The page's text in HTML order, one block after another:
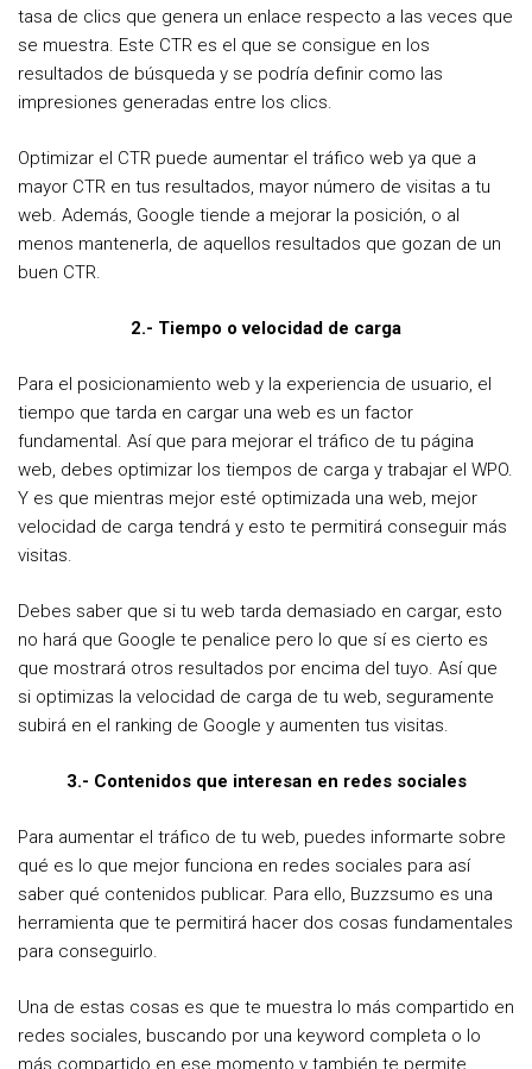
tasa de clics que genera un enlace respecto a las veces que
se muestra. Este CTR es el que se consigue en los
resultados de búsqueda y se podría definir como las
impresiones generadas entre los clics.
Optimizar el CTR puede aumentar el tráfico web ya que a
mayor CTR en tus resultados, mayor número de visitas a tu
web. Además, Google tiende a mejorar la posición, o al
menos mantenerla, de aquellos resultados que gozan de un
buen CTR.
2.- Tiempo o velocidad de carga
Para el posicionamiento web y la experiencia de usuario, el
tiempo que tarda en cargar una web es un factor
fundamental. Así que para mejorar el tráfico de tu página
web, debes optimizar los tiempos de carga y trabajar el WPO.
Y es que mientras mejor esté optimizada una web, mejor
velocidad de carga tendrá y esto te permitirá conseguir más
visitas.
Debes saber que si tu web tarda demasiado en cargar, esto
no hará que Google te penalice pero lo que sí es cierto es
que mostrará otros resultados por encima del tuyo. Así que
si optimizas la velocidad de carga de tu web, seguramente
subirá en el ranking de Google y aumenten tus visitas.
3.- Contenidos que interesan en redes sociales
Para aumentar el tráfico de tu web, puedes informarte sobre
qué es lo que mejor funciona en redes sociales para así
saber qué contenidos publicar. Para ello, Buzzsumo es una
herramienta que te permitirá hacer dos cosas fundamentales
para conseguirlo.
Una de estas cosas es que te muestra lo más compartido en
redes sociales, buscando por una keyword completa o lo
más compartido en ese momento y también te permite